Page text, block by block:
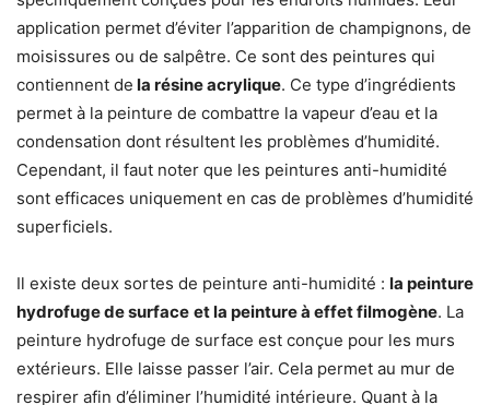
application permet d’éviter l’apparition de champignons, de
moisissures ou de salpêtre. Ce sont des peintures qui
contiennent de la résine acrylique. Ce type d’ingrédients
permet à la peinture de combattre la vapeur d’eau et la
condensation dont résultent les problèmes d’humidité.
Cependant, il faut noter que les peintures anti-humidité
sont efficaces uniquement en cas de problèmes d’humidité
superficiels.
Il existe deux sortes de peinture anti-humidité : la peinture
hydrofuge de surface et la peinture à effet filmogène. La
peinture hydrofuge de surface est conçue pour les murs
extérieurs. Elle laisse passer l’air. Cela permet au mur de
respirer afin d’éliminer l’humidité intérieure. Quant à la